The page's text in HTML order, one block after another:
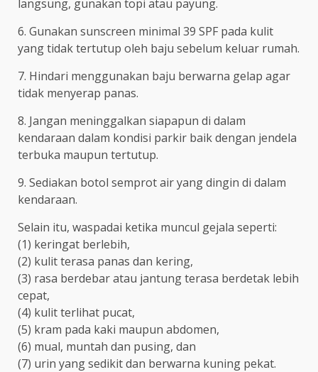
langsung, gunakan topi atau payung.
6. Gunakan sunscreen minimal 39 SPF pada kulit
yang tidak tertutup oleh baju sebelum keluar rumah.
7. Hindari menggunakan baju berwarna gelap agar
tidak menyerap panas.
8. Jangan meninggalkan siapapun di dalam
kendaraan dalam kondisi parkir baik dengan jendela
terbuka maupun tertutup.
9. Sediakan botol semprot air yang dingin di dalam
kendaraan.
Selain itu, waspadai ketika muncul gejala seperti:
(1) keringat berlebih,
(2) kulit terasa panas dan kering,
(3) rasa berdebar atau jantung terasa berdetak lebih
cepat,
(4) kulit terlihat pucat,
(5) kram pada kaki maupun abdomen,
(6) mual, muntah dan pusing, dan
(7) urin yang sedikit dan berwarna kuning pekat.